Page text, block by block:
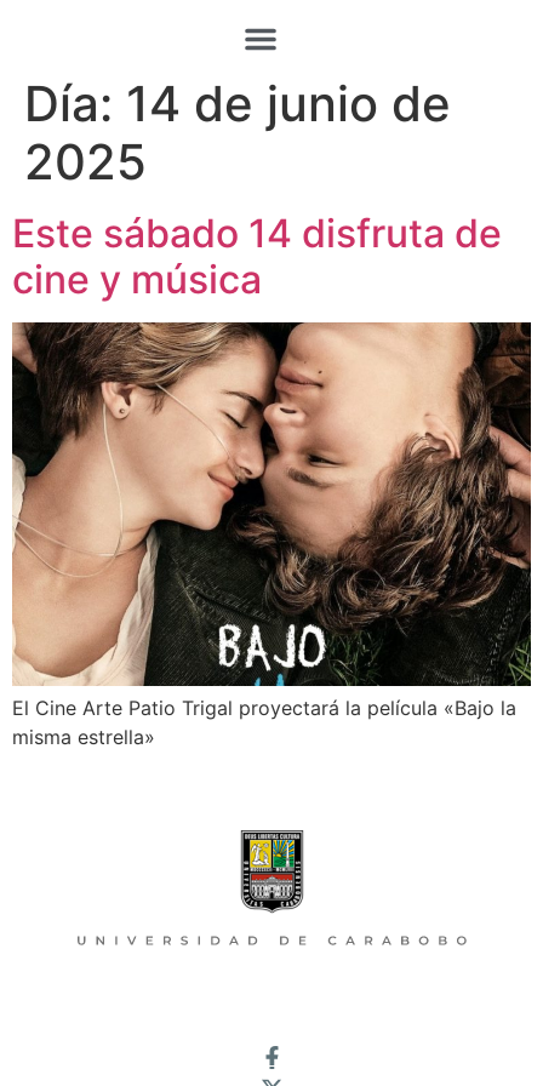
Día: 14 de junio de
2025
Este sábado 14 disfruta de
cine y música
El Cine Arte Patio Trigal proyectará la película «Bajo la
misma estrella»